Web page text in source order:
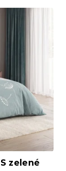
zelené